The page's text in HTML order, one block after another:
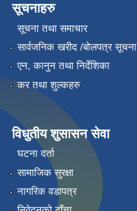
सूचनाहरु
सूचना तथा समाचार
सार्वजनिक खरीद /बोलपत्र सूचना
एन, कानुन तथा निर्देशिका
कर तथा शुल्कहरु
विधुतीय शुसासन सेवा
घटना दर्ता
सामाजिक सुरक्षा
नागरिक वडापत्र